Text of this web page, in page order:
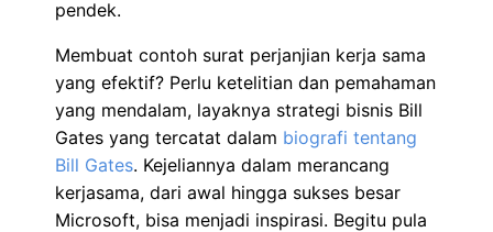
pendek.
Membuat contoh surat perjanjian kerja sama
yang efektif? Perlu ketelitian dan pemahaman
yang mendalam, layaknya strategi bisnis Bill
Gates yang tercatat dalam biografi tentang
Bill Gates. Kejeliannya dalam merancang
kerjasama, dari awal hingga sukses besar
Microsoft, bisa menjadi inspirasi. Begitu pula